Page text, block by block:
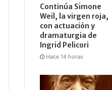
Continúa Simone
Weil, la virgen roja,
con actuación y
dramaturgia de
Ingrid Pelicori
Hace 14 horas